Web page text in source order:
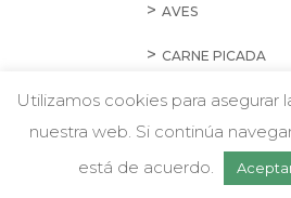
AVES
CARNE PICADA
CERDO
CORDERO Y
EMBUTIDOS
w
Utilizamos cookies para asegurar
nuestra web. Si continúa
está de acuerdo.